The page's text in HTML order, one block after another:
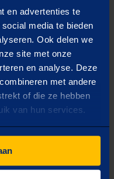
en advertenties te
media te bieden
Ook delen we
site met onze
en analyse. Deze
met andere
of die ze hebben
van hun services.
case